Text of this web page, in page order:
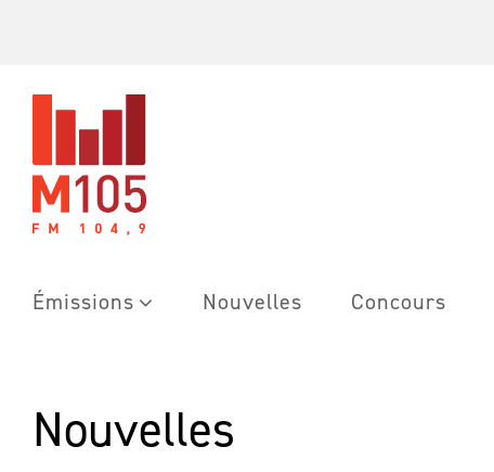
Émissions Nouvelles Concours
Nouvelles